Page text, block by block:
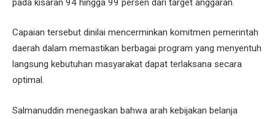
Capaian tersebut dinilai mencerminkan komitmen pemerintah
daerah dalam memastikan berbagai program yang menyentuh
langsung kebutuhan masyarakat dapat terlaksana secara
optimal.
Salmanuddin menegaskan bahwa arah kebijakan belanja